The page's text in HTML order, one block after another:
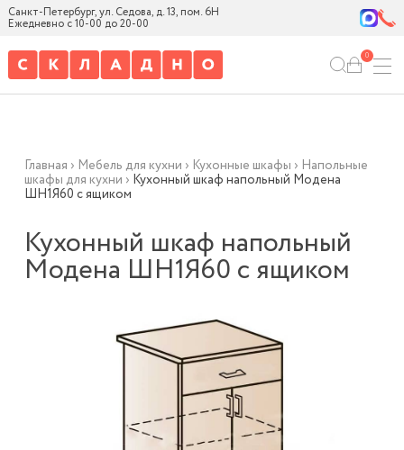
Санкт-Петербург, ул. Седова, д. 13, пом. 6Н
Ежедневно с 10-00 до 20-00
0
Главная › Мебель для кухни › Кухонные шкафы › Напольные
шкафы для кухни › Кухонный шкаф напольный Модена
ШН1Я60 с ящиком
Кухонный шкаф напольный
Модена ШН1Я60 с ящиком